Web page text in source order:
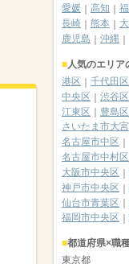
愛媛
高知
長崎
熊本
鹿児島
沖縄
人気のエリア
港区
千代田区
中央区
渋谷区
江東区
豊島区
さいたま市大
名古屋市中区
名古屋市中村区
大阪市中央区
神戸市中央区
仙台市青葉区
福岡市中央区
都道府県×職
東京都